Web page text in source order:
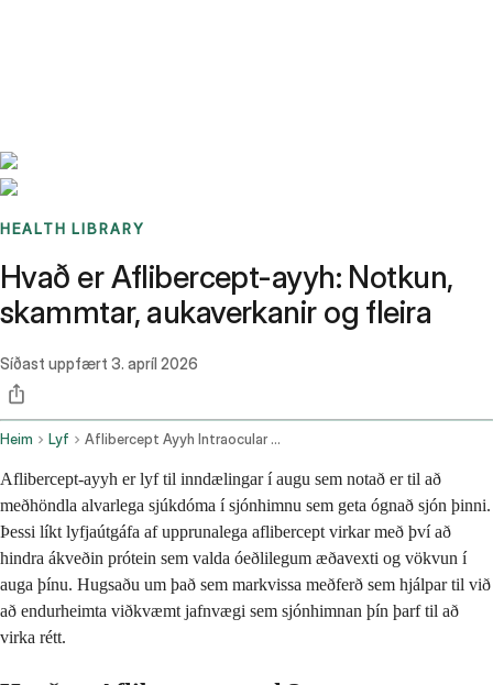
HEALTH LIBRARY
Hvað er Aflibercept-ayyh: Notkun,
skammtar, aukaverkanir og fleira
Síðast uppfært 3. apríl 2026
Heim Lyf Aflibercept Ayyh Intraocular Route
Aflibercept-ayyh er lyf til inndælingar í augu sem notað er til að
meðhöndla alvarlega sjúkdóma í sjónhimnu sem geta ógnað sjón þinni.
Þessi líkt lyfjaútgáfa af upprunalega aflibercept virkar með því að
hindra ákveðin prótein sem valda óeðlilegum æðavexti og vökvun í
auga þínu. Hugsaðu um það sem markvissa meðferð sem hjálpar til við
að endurheimta viðkvæmt jafnvægi sem sjónhimnan þín þarf til að
virka rétt.